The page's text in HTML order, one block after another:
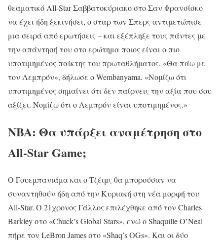
θεαματικό All-Star Σαββατοκύριακο στο Σαν Φρανσίσκο
να έχει ήδη ξεκινήσει, ο σταρ των Σπερς αντιμετώπισε
μια σειρά από ερωτήσεις – και εξέπληξε τους πάντες με
την απάντησή του στο ερώτημα ποιος είναι ο πιο
υποτιμημένος παίκτης του πρωταθλήματος. «Θα πάω με
τον Λεμπρόν», δήλωσε ο Wembanyama. «Νομίζω ότι
υποτιμημένος σημαίνει ότι δεν παίρνεις την αξία που σου
αξίζει. Νομίζω ότι ο Λεμπρόν είναι υποτιμημένος.»
NBA: Θα υπάρξει αναμέτρηση στο
All-Star Game;
Ο Γουεμπανιάμα και ο Τζέιμς θα μπορούσαν να
συναντηθούν ήδη από την Κυριακή στη νέα μορφή του
All-Star. Ο 21χρονος Γάλλος επιλέχθηκε από τον Charles
Barkley στο «Chuck’s Global Stars», ενώ ο Shaquille O’Neal
πήρε τον LeBron James στο «Shaq’s OGs». Και οι δύο